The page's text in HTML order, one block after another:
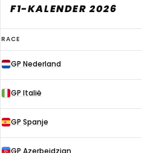
F1-KALENDER 2026
F1-
kalender
2026
RACE
GP Nederland
GP Italië
GP Spanje
GP Azerbeidzjan